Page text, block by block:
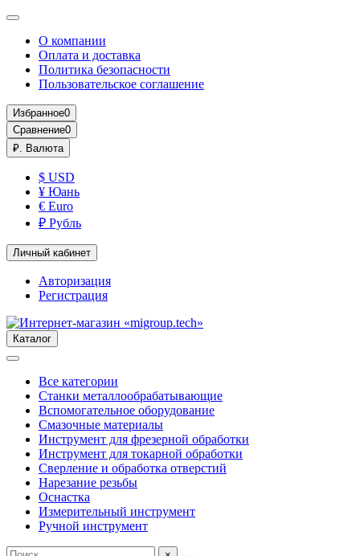
О компании
Оплата и доставка
Политика безопасности
Пользовательское соглашение
Избранное0
Сравнение0
₽. Валюта
$ USD
¥ Юань
€ Euro
₽ Рубль
Личный кабинет
Авторизация
Регистрация
Каталог
Все категории
Станки металлообрабатывающие
Вспомогательное оборудование
Смазочные материалы
Инструмент для фрезерной обработки
Инструмент для токарной обработки
Сверление и обработка отверстий
Нарезание резьбы
Оснастка
Измерительный инструмент
Ручной инструмент